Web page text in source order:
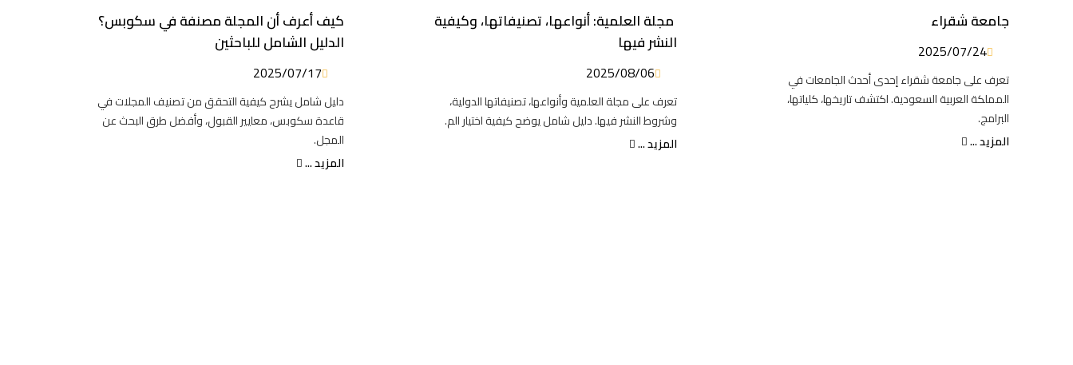
جامعة شقراء
2025/07/24
تعرف على جامعة شقراء إحدى أحدث الجامعات في
المملكة العربية السعودية. اكتشف تاريخها، كلياتها،
البرامج.
المزيد ...
مجلة العلمية: أنواعها، تصنيفاتها، وكيفية
النشر فيها
2025/08/06
تعرف على مجلة العلمية وأنواعها، تصنيفاتها الدولية،
وشروط النشر فيها. دليل شامل يوضح كيفية اختيار الم.
المزيد ...
كيف أعرف أن المجلة مصنفة في سكوبس؟
الدليل الشامل للباحثين
2025/07/17
دليل شامل يشرح كيفية التحقق من تصنيف المجلات في
قاعدة سكوبس، معايير القبول، وأفضل طرق البحث عن
المجل.
المزيد ...